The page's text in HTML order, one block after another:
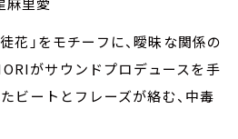
花」をモチーフに、曖昧な関係の
がサウンドプロデュースを手
ビートとフレーズが絡む、中毒